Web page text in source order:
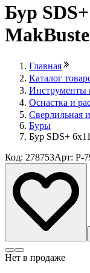
Бур
Главная
Каталог
Инструменты
Оснастка и
Сверлильная
Буры
Бур SDS+
Код: 278753Арт: P-
Нет в продаже